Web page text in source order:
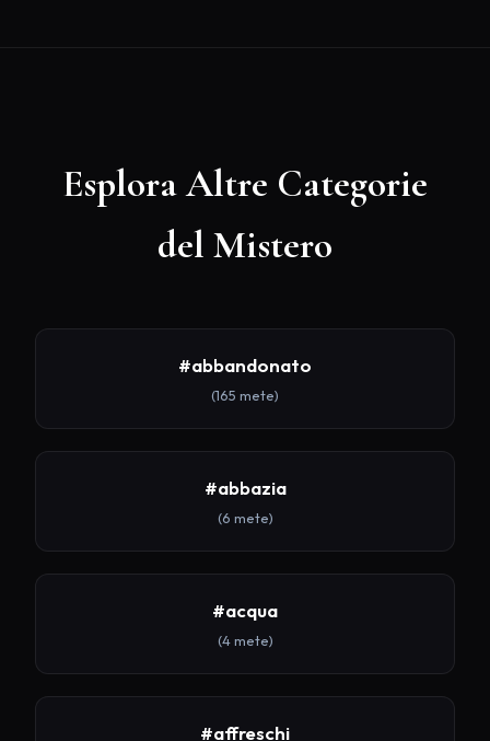
Esplora Altre Categorie
del Mistero
#abbandonato
(165 mete)
#abbazia
(6 mete)
#acqua
(4 mete)
#affreschi